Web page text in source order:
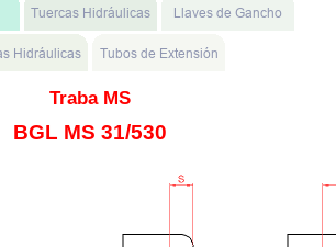
Traba MS
BGL MS 31/530